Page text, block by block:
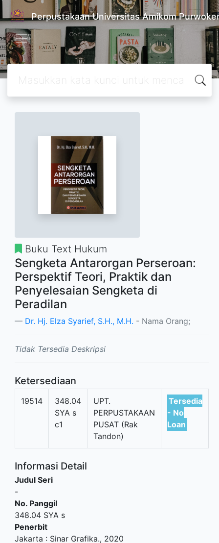
Perpustakaan Universitas Amikom
Buku Text Hukum
Sengketa Antarorgan Perseroan:
Perspektif Teori, Praktik dan
Penyelesaian Sengketa di
Peradilan
Dr. Hj. Elza Syarief, S.H., M.H. - Nama Orang;
Tidak Tersedia Deskripsi
Ketersediaan
19514
348.04
SYA s
c1
UPT.
PERPUSTAKAAN
PUSAT (Rak
Tandon)
Tersedia
- No
Loan
Informasi Detail
Judul Seri
-
No. Panggil
348.04 SYA s
Penerbit
Jakarta : Sinar Grafika., 2020